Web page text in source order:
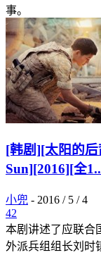
事。
[韩剧][太阳的后
Sun][2016][全
小兜 - 2016 / 5 / 4
42
本剧讲述了应联合
外派兵组组长刘时